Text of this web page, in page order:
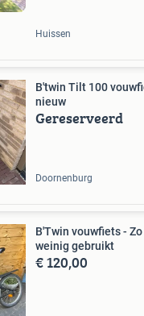
Huissen
B'twin Tilt 100
nieuw
Gereserveerd
Doornenburg
B'Twin vouwfiets -
weinig gebruikt
€ 120,00